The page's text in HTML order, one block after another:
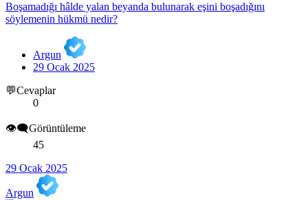
Boşamadığı hâlde yalan beyanda bulunarak eşini boşadığını
söylemenin hükmü nedir?
Argun
29 Ocak 2025
💬Cevaplar
0
👁️‍🗨️Görüntüleme
45
29 Ocak 2025
Argun